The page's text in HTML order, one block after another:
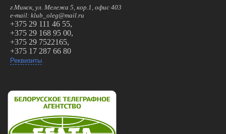
г.Минск, ул. Мележа 5, кор.1, офис 403
e-mail: klub_oleg@mail.ru
+375 29 111 46 55,
+375 29 168 95 00,
+375 29 7522165,
+375 17 287 66 80
Реквизиты